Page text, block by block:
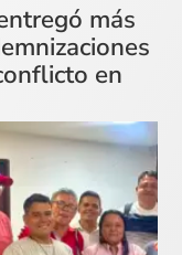
más
en